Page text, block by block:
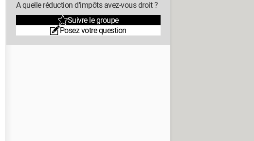
A quelle réduction d'impôts avez-vous droit ?
Suivre le groupe
Posez votre question